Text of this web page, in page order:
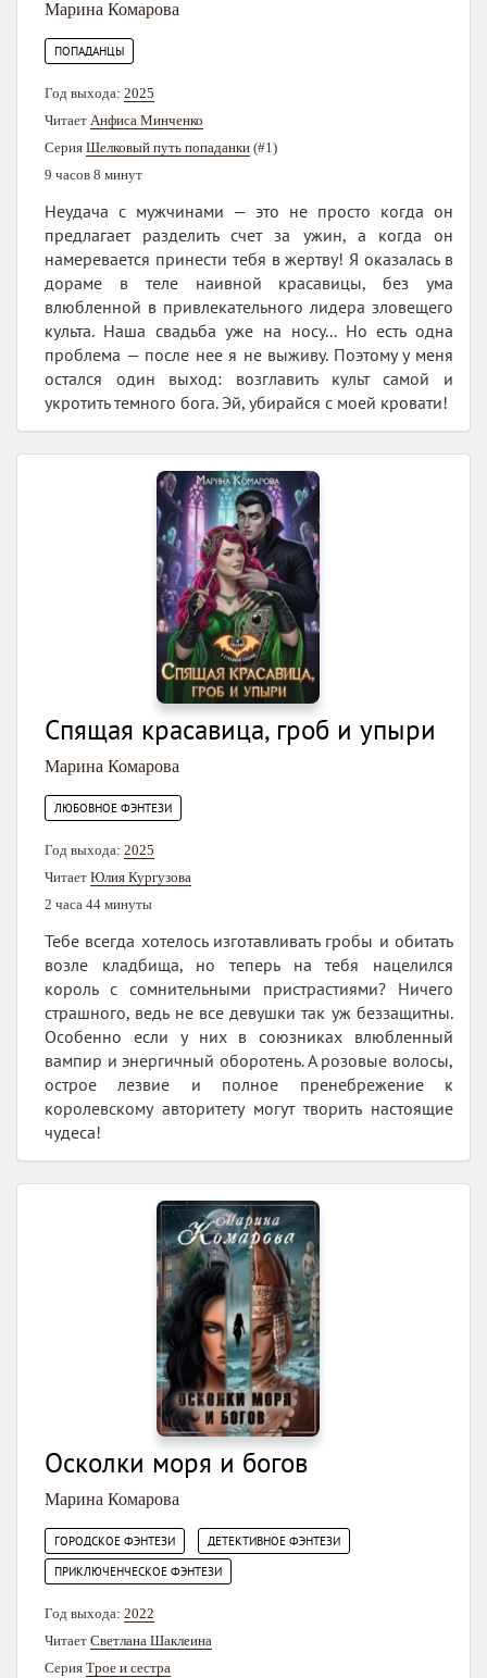
Марина Комарова
ПОПАДАНЦЫ
Год выхода: 2025
Читает Анфиса Минченко
Серия Шелковый путь попаданки (#1)
9 часов 8 минут
Неудача с мужчинами — это не просто когда он
предлагает разделить счет за ужин, а когда он
намеревается принести тебя в жертву! Я оказалась в
дораме в теле наивной красавицы, без ума
влюбленной в привлекательного лидера зловещего
культа. Наша свадьба уже на носу... Но есть одна
проблема — после нее я не выживу. Поэтому у меня
остался один выход: возглавить культ самой и
укротить темного бога. Эй, убирайся с моей кровати!
Спящая красавица, гроб и упыри
Марина Комарова
ЛЮБОВНОЕ ФЭНТЕЗИ
Год выхода: 2025
Читает Юлия Кургузова
2 часа 44 минуты
Тебе всегда хотелось изготавливать гробы и обитать
возле кладбища, но теперь на тебя нацелился
король с сомнительными пристрастиями? Ничего
страшного, ведь не все девушки так уж беззащитны.
Особенно если у них в союзниках влюбленный
вампир и энергичный оборотень. А розовые волосы,
острое лезвие и полное пренебрежение к
королевскому авторитету могут творить настоящие
чудеса!
Осколки моря и богов
Марина Комарова
ГОРОДСКОЕ ФЭНТЕЗИ ДЕТЕКТИВНОЕ ФЭНТЕЗИ
ПРИКЛЮЧЕНЧЕСКОЕ ФЭНТЕЗИ
Год выхода: 2022
Читает Светлана Шаклеина
Серия Трое и сестра